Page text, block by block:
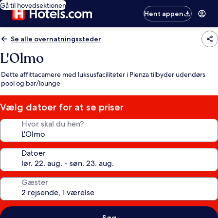
Gå til hovedsektionen
Hent appen
Se alle overnatningssteder
L'Olmo
Dette affittacamere med luksusfaciliteter i Pienza tilbyder udendørs
pool og bar/lounge
Vælg datoer for at se priser
Hvor skal du hen?
Datoer
Gæster